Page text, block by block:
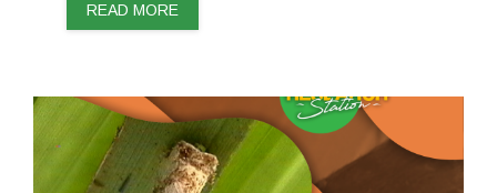
READ MORE